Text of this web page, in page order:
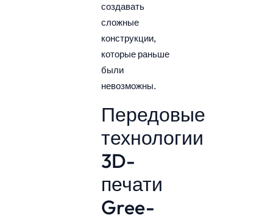
создавать
сложные
конструкции,
которые раньше
были
невозможны.
Передовые
технологии
3D-
печати
Gree-